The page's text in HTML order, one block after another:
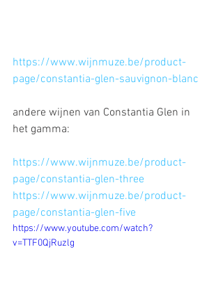
https://www.wijnmuze.be/product-
page/constantia-glen-sauvignon-blanc
andere wijnen van Constantia Glen in
het gamma:
https://www.wijnmuze.be/product-
page/constantia-glen-three
https://www.wijnmuze.be/product-
page/constantia-glen-five
https://www.youtube.com/watch?
v=TTF0QjRuzlg